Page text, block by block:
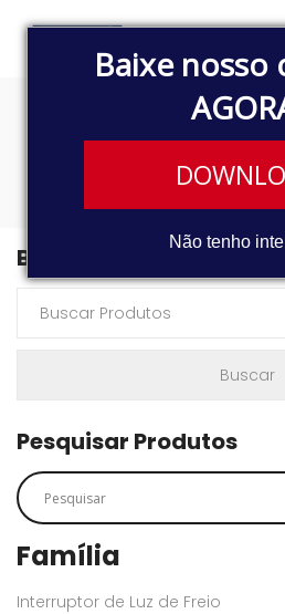
Baixe nosso
Não tenho
Buscar Produtos
Pesquisar Produtos
Família
Interruptor de Luz de Freio